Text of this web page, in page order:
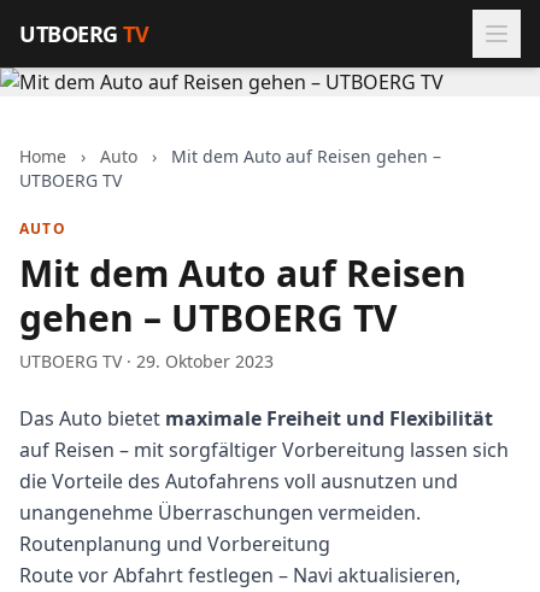
UTBOERGTV
Home › Auto ›
Mit dem Auto auf Reisen gehen –
UTBOERG TV
AUTO
Mit dem Auto auf Reisen
gehen – UTBOERG TV
UTBOERG TV · 29. Oktober 2023
Das Auto bietet maximale Freiheit und Flexibilität
auf Reisen – mit sorgfältiger Vorbereitung lassen sich
die Vorteile des Autofahrens voll ausnutzen und
unangenehme Überraschungen vermeiden.
Routenplanung und Vorbereitung
Route vor Abfahrt festlegen – Navi aktualisieren,